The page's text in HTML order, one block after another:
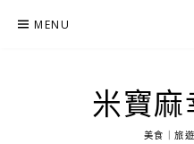
MENU
米寶麻
美食｜旅